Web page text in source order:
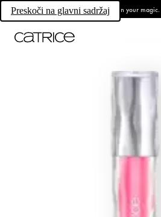
Preskoči na glavni sadržaj Own your magic.